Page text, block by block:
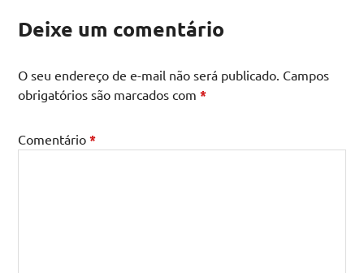
Deixe um comentário
O seu endereço de e-mail não será publicado. Campos
obrigatórios são marcados com*
Comentário*